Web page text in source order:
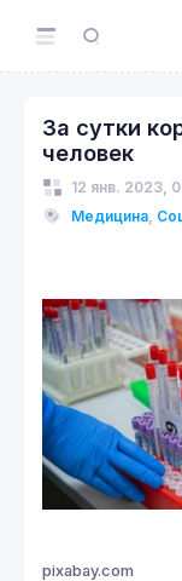
За сутки
человек
12 янв. 2023,
Медицина,
pixabay.com